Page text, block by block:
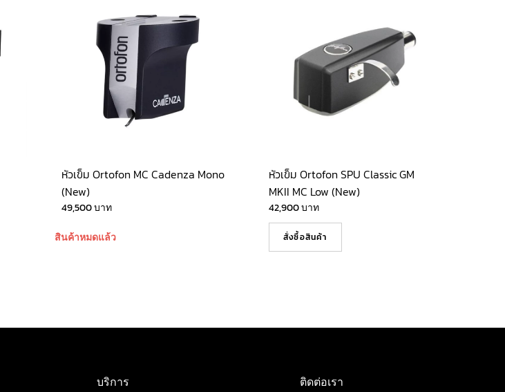
หัวเข็ม Ortofon MC Cadenza Mono
(New)
49,500บาท
สินค้าหมดแล้ว
หัวเข็ม Ortofon SPU Classic GM
MKII MC Low (New)
42,900บาท
สั่งซื้อสินค้า
บริการ ติดต่อเรา